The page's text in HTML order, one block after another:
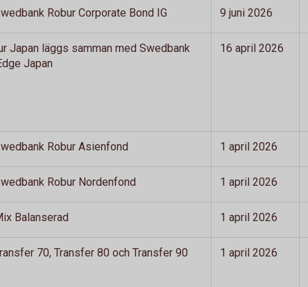
Robur Corporate Bond IG 9 juni 2026
Japan läggs samman med Swedbank
Japan
16 april 2026
Robur Asienfond 1 april 2026
Robur Nordenfond 1 april 2026
Balanserad 1 april 2026
70, Transfer 80 och Transfer 90 1 april 2026